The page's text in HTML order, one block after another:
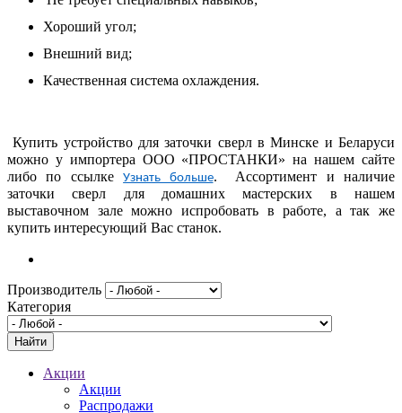
Хороший угол;
Внешний вид;
Качественная система охлаждения.
Купить устройство для заточки сверл в Минске и Беларуси
можно у импортера ООО «ПРОСТАНКИ» на нашем сайте
либо по ссылкеУзнать больше. Ассортимент и наличие
заточки сверл для домашних мастерских в нашем
выставочном зале можно испробовать в работе, а так же
купить интересующий Вас станок.
Производитель
Категория
Акции
Акции
Распродажи